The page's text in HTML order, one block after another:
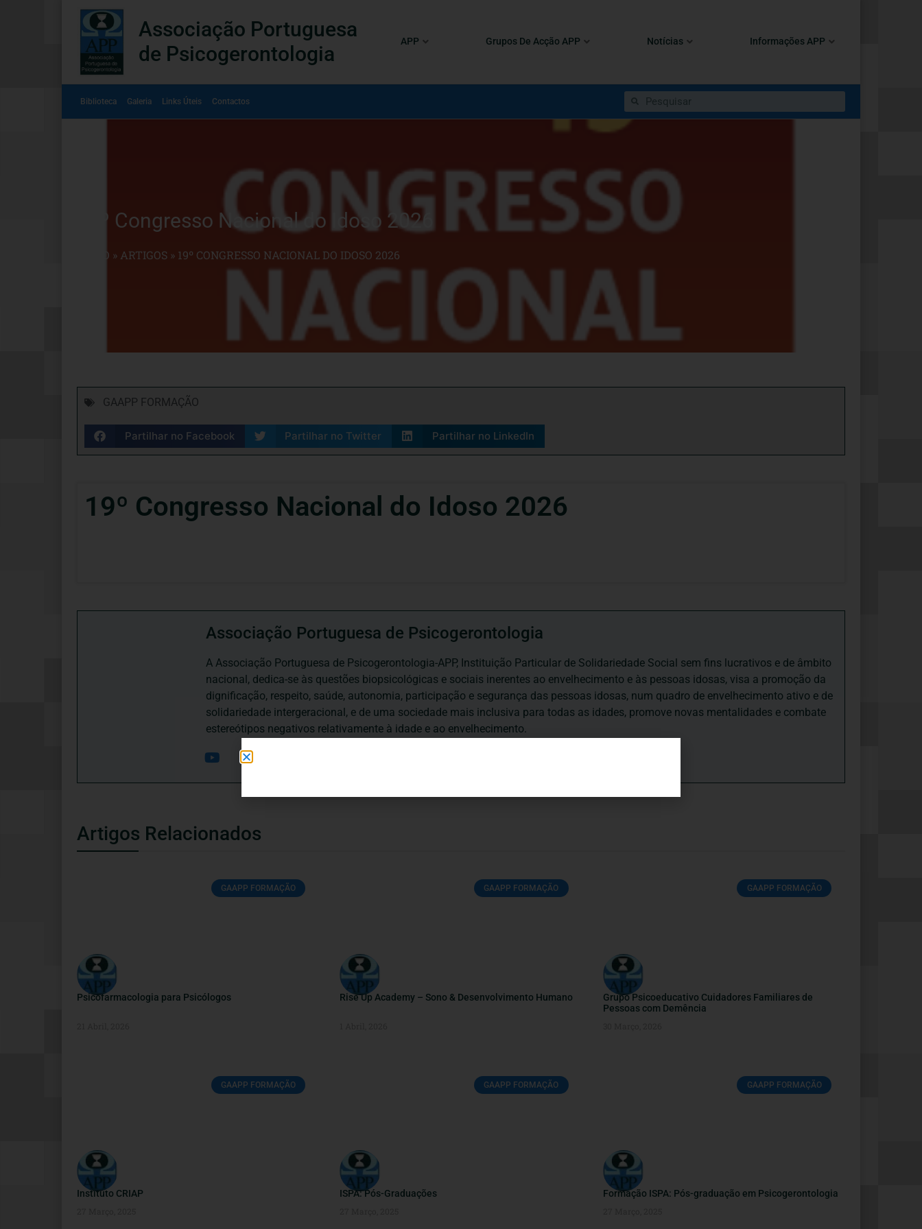
Associação Portuguesa
de Psicogerontologia
APP Grupos De Acção APP Notícias Informações APP
Biblioteca Galeria Links Úteis Contactos
19º Congresso Nacional do Idoso 2026
INÍCIO » ARTIGOS » 19º CONGRESSO NACIONAL DO IDOSO 2026
GAAPP FORMAÇÃO
Partilhar no Facebook Partilhar no Twitter Partilhar no LinkedIn
19º Congresso Nacional do Idoso 2026
Associação Portuguesa de Psicogerontologia
A Associação Portuguesa de Psicogerontologia-APP, Instituição Particular de Solidariedade Social sem fins lucrativos e de âmbito
nacional, dedica-se às questões biopsicológicas e sociais inerentes ao envelhecimento e às pessoas idosas, visa a promoção da
dignificação, respeito, saúde, autonomia, participação e segurança das pessoas idosas, num quadro de envelhecimento ativo e de
solidariedade intergeracional, e de uma sociedade mais inclusiva para todas as idades, promove novas mentalidades e combate
estereótipos negativos relativamente à idade e ao envelhecimento.
Artigos Relacionados
GAAPP FORMAÇÃO
Psicofarmacologia para Psicólogos
GAAPP FORMAÇÃO
Rise Up Academy – Sono & Desenvolvimento Humano
GAAPP FORMAÇÃO
Grupo Psicoeducativo Cuidadores Familiares de
Pessoas com Demência
GAAPP FORMAÇÃO
Instituto CRIAP
GAAPP FORMAÇÃO
ISPA: Pós-Graduações
GAAPP FORMAÇÃO
Formação ISPA: Pós-graduação em Psicogerontologia